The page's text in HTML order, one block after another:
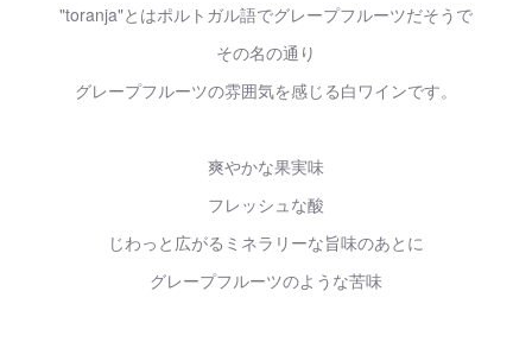
"toranja"とはポルトガル語でグレープフルーツだそうで
その名の通り
グレープフルーツの雰囲気を感じる白ワインです。
爽やかな果実味
フレッシュな酸
じわっと広がるミネラリーな旨味のあとに
グレープフルーツのような苦味